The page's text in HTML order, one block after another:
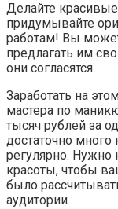
Делайте
придумывайте
работам! Вы
предлагать им
они согласятся.
Заработать на
мастера по
тысяч рублей за
достаточно много
регулярно. Нужно
красоты, чтобы
было
аудитории.